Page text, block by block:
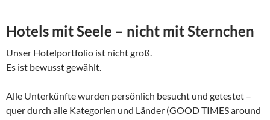
Hotels mit Seele – nicht mit Sternchen
Unser Hotelportfolio ist nicht groß.
Es ist bewusst gewählt.
Alle Unterkünfte wurden persönlich besucht und getestet –
quer durch alle Kategorien und Länder (GOOD TIMES around